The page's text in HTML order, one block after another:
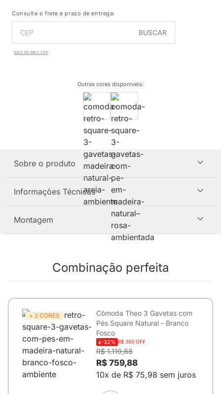
Consulte o frete e prazo de entrega:
BUSCAR
NÃO SEI MEU CEP
Outras cores disponíveis:
Sobre o produto
Informações Técnicas
Montagem
Combinação perfeita
+ 2 CORES
Cômoda Theo 3 Gavetas com
Pés Square Natural - Branco
Fosco
-32% R$ 360 OFF
R$ 1.119,88
R$ 759,88
10x de R$ 75,98 sem juros